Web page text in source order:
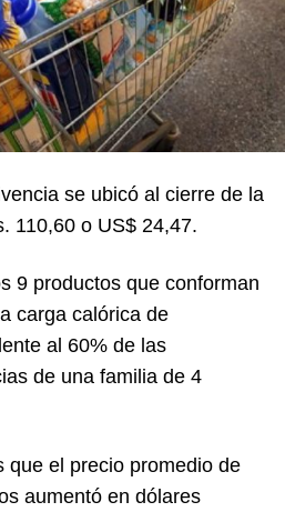
se ubicó al cierre de la
110,60 o US$ 24,47.
9 productos que conforman
carga calórica de
al 60% de las
de una familia de 4
que el precio promedio de
aumentó en dólares